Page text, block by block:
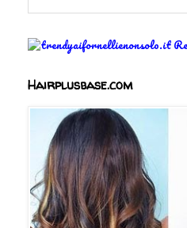
Hairplusbase.com